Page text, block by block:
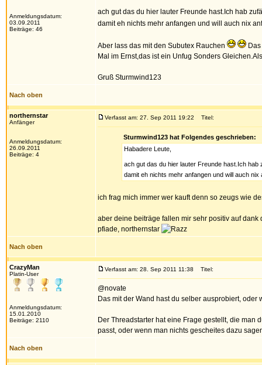
Anmeldungsdatum:
03.09.2011
Beiträge: 46
ach gut das du hier lauter Freunde hast.Ich hab
damit eh nichts mehr anfangen und will auch nix
Aber lass das mit den Subutex Rauchen
Mal im Ernst,das ist ein Unfug Sonders
Gruß Sturmwind123
Nach oben
northernstar
Anfänger
Anmeldungsdatum:
26.09.2011
Beiträge: 4
Verfasst am: 27. Sep 2011 19:22 Titel:
Sturmwind123 hat Folgendes geschrieben:
Habadere Leute,
ach gut das du hier lauter Freunde hast.Ich
damit eh nichts mehr anfangen und will auch
ich frag mich immer wer kauft denn so zeugs wie
aber deine beiträge fallen mir sehr positiv auf
pfiade, northernstar
Nach oben
CrazyMan
Platin-User
Anmeldungsdatum:
15.01.2010
Beiträge: 2110
Verfasst am: 28. Sep 2011 11:38 Titel:
@novate
Das mit der Wand hast du selber ausprobiert,
Der Threadstarter hat eine Frage gestellt, die man
passt, oder wenn man nichts gescheites dazu
Nach oben